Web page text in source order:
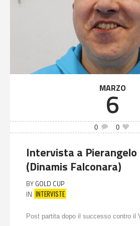
MARZO
6
0 0
Intervista a
(Dinamis Falconara)
BY GOLD CUP
IN INTERVISTE
Post partita dopo il successo contro il